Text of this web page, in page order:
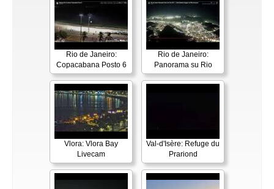
Rio de Janeiro:
Copacabana Posto 6
Rio de Janeiro:
Panorama su Rio
Vlora: Vlora Bay
Livecam
Val-d'Isère: Refuge du
Prariond